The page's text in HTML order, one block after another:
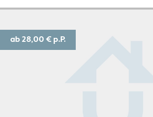
ab 28,00 € p.P.